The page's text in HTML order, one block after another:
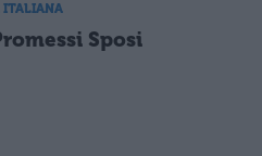
ITALIANA
Sposi